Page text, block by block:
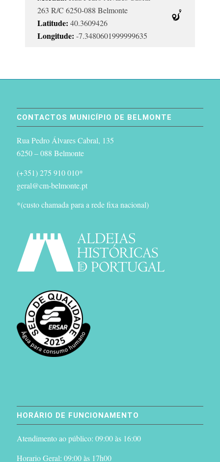
263 R/C 6250-088 Belmonte
Latitude: 40.3609426
Longitude: -7.3480601999999635
CONTACTOS MUNICÍPIO DE BELMONTE
Rua Pedro Álvares Cabral, 135
6250 – 088 Belmonte
(+351) 275 910 010*
geral@cm-belmonte.pt
*(custo chamada para a rede fixa nacional)
HORÁRIO DE FUNCIONAMENTO
Atendimento ao público: 09:00 às 16:00
Horario Geral: 09:00 às 17h00